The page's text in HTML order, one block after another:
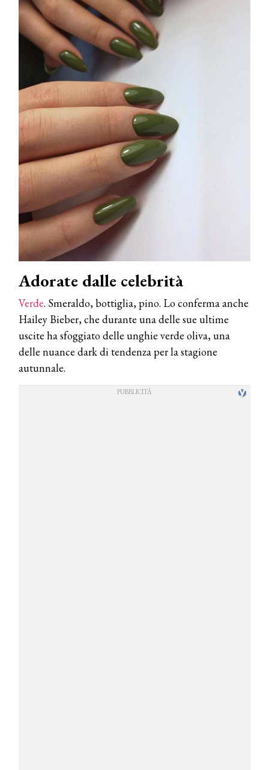
Adorate dalle celebrità
Verde. Smeraldo, bottiglia, pino. Lo conferma anche
Hailey Bieber, che durante una delle sue ultime
uscite ha sfoggiato delle unghie verde oliva, una
delle nuance dark di tendenza per la stagione
autunnale.